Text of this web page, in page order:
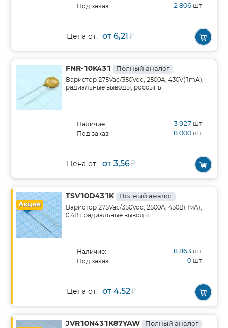
Под заказ: 2 806 шт
Цена от: от 6,21₽
FNR-10K431 Полный аналог
Варистор 275Vac/350Vdc, 2500A, 430V(1mA),
радиальные выводы, россыпь
Наличие: 3 927 шт
Под заказ: 8 000 шт
Цена от: от 3,56₽
Акция
TSV10D431K Полный аналог
Варистор 275Vac/350Vdc, 2500А, 430В(1мА),
0.4Вт радиальные выводы
Наличие: 8 863 шт
Под заказ: 0 шт
Цена от: от 4,52₽
JVR10N431K87YAW Полный аналог